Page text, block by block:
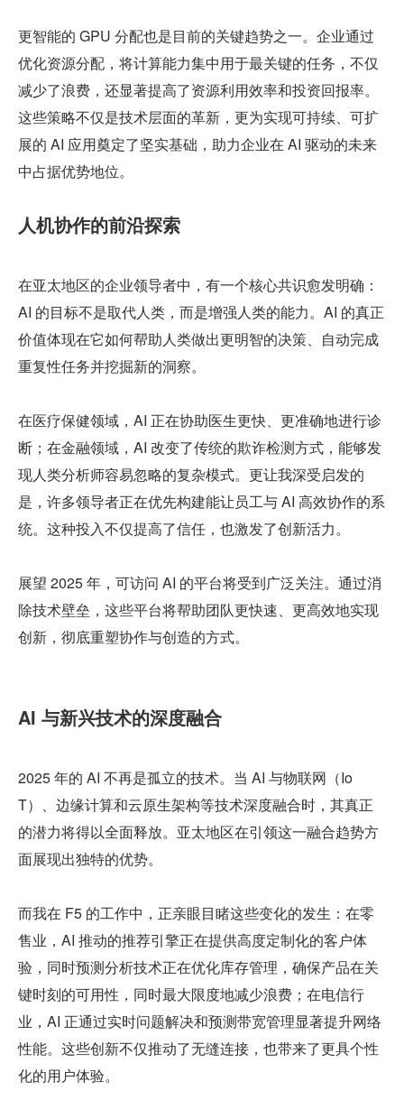
更智能的 GPU 分配也是目前的关键趋势之一。企业通过
优化资源分配，将计算能力集中用于最关键的任务，不仅
减少了浪费，还显著提高了资源利用效率和投资回报率。
这些策略不仅是技术层面的革新，更为实现可持续、可扩
展的 AI 应用奠定了坚实基础，助力企业在 AI 驱动的未来
中占据优势地位。
人机协作的前沿探索
在亚太地区的企业领导者中，有一个核心共识愈发明确：
AI 的目标不是取代人类，而是增强人类的能力。AI 的真正
价值体现在它如何帮助人类做出更明智的决策、自动完成
重复性任务并挖掘新的洞察。
在医疗保健领域，AI 正在协助医生更快、更准确地进行诊
断；在金融领域，AI 改变了传统的欺诈检测方式，能够发
现人类分析师容易忽略的复杂模式。更让我深受启发的
是，许多领导者正在优先构建能让员工与 AI 高效协作的系
统。这种投入不仅提高了信任，也激发了创新活力。
展望 2025 年，可访问 AI 的平台将受到广泛关注。通过消
除技术壁垒，这些平台将帮助团队更快速、更高效地实现
创新，彻底重塑协作与创造的方式。
AI 与新兴技术的深度融合
2025 年的 AI 不再是孤立的技术。当 AI 与物联网（Io
T）、边缘计算和云原生架构等技术深度融合时，其真正
的潜力将得以全面释放。亚太地区在引领这一融合趋势方
面展现出独特的优势。
而我在 F5 的工作中，正亲眼目睹这些变化的发生：在零
售业，AI 推动的推荐引擎正在提供高度定制化的客户体
验，同时预测分析技术正在优化库存管理，确保产品在关
键时刻的可用性，同时最大限度地减少浪费；在电信行
业，AI 正通过实时问题解决和预测带宽管理显著提升网络
性能。这些创新不仅推动了无缝连接，也带来了更具个性
化的用户体验。